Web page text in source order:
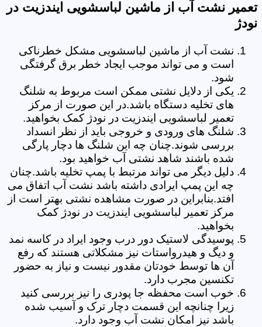
تعمیر نشت آب از ماشین لباسشویی ایندزیت در
نودژ
نشت آب از ماشین لباسشویی مشکل خطرناکی
است و می تواند موجب ایجاد خطر برق گرفتگی
شود.
یکی از دلایل نشتی ممکن است مربوط به شلنگ
های تخلیه دستگاه باشد.در این صورت از مرکز
تعمیر لباسشویی ایندزیت در نودژ کمک بخواهید.
شلنگ های ورودی و خروجی باید از نظر انسداد
بررسی شوند.چنان چه این شلنگ ها دچار پارگی
شده باشند شاهد نشتی آب خواهید بود.
دلیل دیگر می تواند مرتبط با پمپ تخلیه باشد.چنان
چه این پمپ ایرادی داشته باشد نشت آب اتفاق می
افتد.بنابراین در صورت مشاهده نشتی بهتر است از
مرکز تعمیر لباسشویی ایندزیت در نودژ کمک
بخواهید.
پوسیدگی لاستیک دور درب وجود ایراد در کاسه نمد
و دیگ و هیدرواستات نیز مشکلاتی هستند که رفع
آن ها توسط خودتان مقدور نیست و نیاز به حضور
تکنسین مجرب دارد.
خوب است محفظه جا پودری را نیز بررسی کنید
زیرا چنانچه این قسمت دچار ترک و آسیب شده
باشد نیز امکان نشت آب وجود دارد.